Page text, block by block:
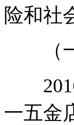
险和社
（一
2016
一五金